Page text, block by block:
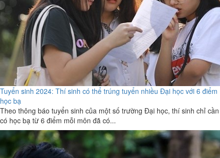
Tuyển sinh 2024: Thí sinh có thể trúng tuyển nhiều Đại học với 6 điểm
học bạ
Theo thông báo tuyển sinh của một số trường Đại học, thí sinh chỉ cần
có học bạ từ 6 điểm mỗi môn đã có...